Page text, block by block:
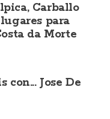
Carballo
para
da Morte
Jose De